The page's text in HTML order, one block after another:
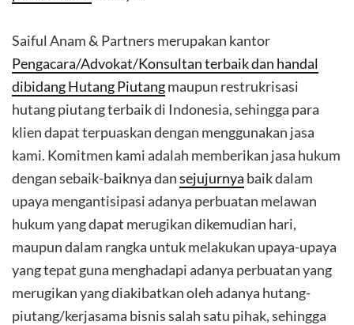
Saiful Anam & Partners merupakan kantor
Pengacara/Advokat/Konsultan terbaik dan handal
dibidang Hutang Piutangmaupun restrukrisasi
hutang piutang terbaik di Indonesia, sehingga para
klien dapat terpuaskan dengan menggunakan jasa
kami. Komitmen kami adalah memberikan jasa hukum
dengan sebaik-baiknya dansejujurnya baik dalam
upaya mengantisipasi adanya perbuatan melawan
hukum yang dapat merugikan dikemudian hari,
maupun dalam rangka untuk melakukan upaya-upaya
yang tepat guna menghadapi adanya perbuatan yang
merugikan yang diakibatkan oleh adanya hutang-
piutang/kerjasama bisnis salah satu pihak, sehingga